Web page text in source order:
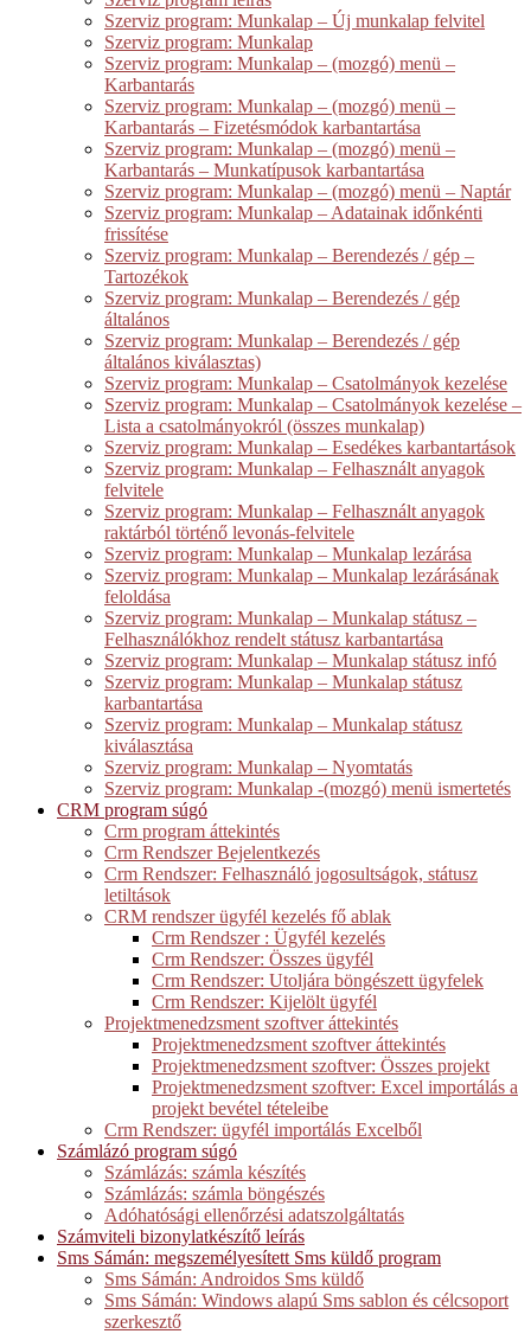
Szerviz program: Munkalap – Új munkalap felvitel
Szerviz program: Munkalap
Szerviz program: Munkalap – (mozgó) menü –
Karbantarás
Szerviz program: Munkalap – (mozgó) menü –
Karbantarás – Fizetésmódok karbantartása
Szerviz program: Munkalap – (mozgó) menü –
Karbantarás – Munkatípusok karbantartása
Szerviz program: Munkalap – (mozgó) menü – Naptár
Szerviz program: Munkalap – Adatainak időnkénti
frissítése
Szerviz program: Munkalap – Berendezés / gép –
Tartozékok
Szerviz program: Munkalap – Berendezés / gép
általános
Szerviz program: Munkalap – Berendezés / gép
általános kiválasztas)
Szerviz program: Munkalap – Csatolmányok kezelése
Szerviz program: Munkalap – Csatolmányok kezelése –
Lista a csatolmányokról (összes munkalap)
Szerviz program: Munkalap – Esedékes karbantartások
Szerviz program: Munkalap – Felhasznált anyagok
felvitele
Szerviz program: Munkalap – Felhasznált anyagok
raktárból történő levonás-felvitele
Szerviz program: Munkalap – Munkalap lezárása
Szerviz program: Munkalap – Munkalap lezárásának
feloldása
Szerviz program: Munkalap – Munkalap státusz –
Felhasználókhoz rendelt státusz karbantartása
Szerviz program: Munkalap – Munkalap státusz infó
Szerviz program: Munkalap – Munkalap státusz
karbantartása
Szerviz program: Munkalap – Munkalap státusz
kiválasztása
Szerviz program: Munkalap – Nyomtatás
Szerviz program: Munkalap -(mozgó) menü ismertetés
CRM program súgó
Crm program áttekintés
Crm Rendszer Bejelentkezés
Crm Rendszer: Felhasználó jogosultságok, státusz
letiltások
CRM rendszer ügyfél kezelés fő ablak
Crm Rendszer : Ügyfél kezelés
Crm Rendszer: Összes ügyfél
Crm Rendszer: Utoljára böngészett ügyfelek
Crm Rendszer: Kijelölt ügyfél
Projektmenedzsment szoftver áttekintés
Projektmenedzsment szoftver áttekintés
Projektmenedzsment szoftver: Összes projekt
Projektmenedzsment szoftver: Excel importálás a
projekt bevétel tételeibe
Crm Rendszer: ügyfél importálás Excelből
Számlázó program súgó
Számlázás: számla készítés
Számlázás: számla böngészés
Adóhatósági ellenőrzési adatszolgáltatás
Számviteli bizonylatkészítő leírás
Sms Sámán: megszemélyesített Sms küldő program
Sms Sámán: Androidos Sms küldő
Sms Sámán: Windows alapú Sms sablon és célcsoport
szerkesztő